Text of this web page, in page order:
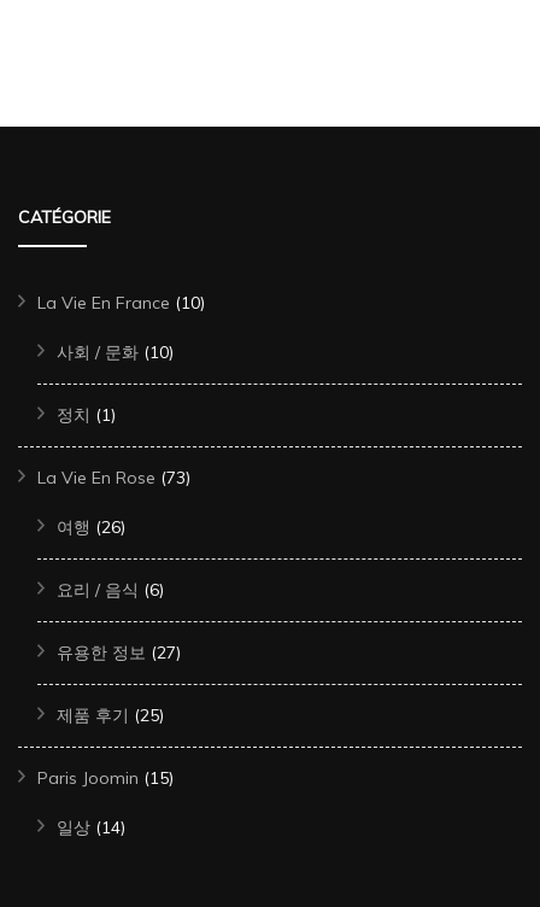
CATÉGORIE
La Vie En France (10)
사회 / 문화 (10)
정치 (1)
La Vie En Rose (73)
여행 (26)
요리 / 음식 (6)
유용한 정보 (27)
제품 후기 (25)
Paris Joomin (15)
일상 (14)